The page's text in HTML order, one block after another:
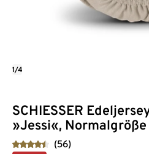
SCHIESSER
»Jessi«, Normalgröße
(56)
1/4